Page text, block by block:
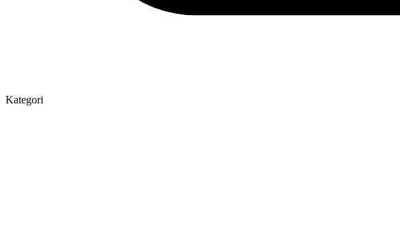
Kategori